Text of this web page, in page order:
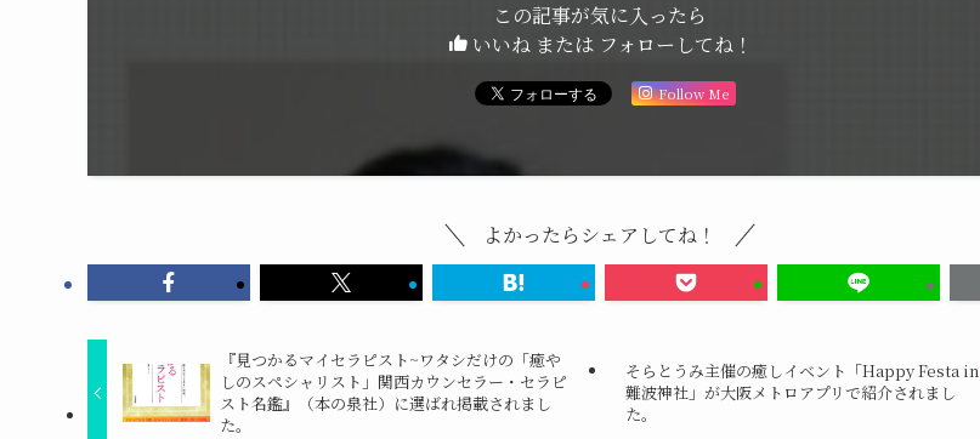
この記事が気に入ったら
いいね または フォローしてね！
Follow Me
よかったらシェアしてね！
『見つかるマイセラピスト~ワタシだけの「癒や
しのスペシャリスト」関西カウンセラー・セラピ
スト名鑑』（本の泉社）に選ばれ掲載されまし
た。
そらとうみ主催の癒しイベント「Happy Festa in
難波神社」が大阪メトロアプリで紹介されまし
た。